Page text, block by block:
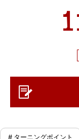
# ターニングポイント